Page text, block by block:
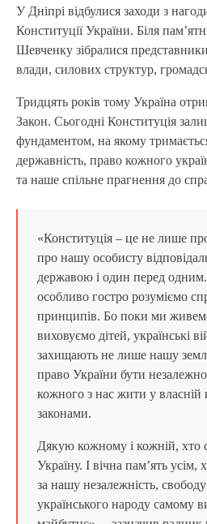
У Дніпрі відбулися заходи з
Конституції України. Біля
Шевченку зібралися представники
влади, силових структур,
Тридцять років тому Україна
Закон. Сьогодні Конституція
фундаментом, на якому
державність, право кожного
та наше спільне прагнення до
«Конституція – це не лише
про нашу особисту
державою і один перед
особливо гостро розуміємо
принципів. Бо поки ми
виховуємо дітей, українські
захищають не лише нашу
право України бути
кожного з нас жити у власній
законами.
Дякую кожному і кожній, хто
Україну. І вічна пам’ять усім,
за нашу незалежність,
українського народу самому